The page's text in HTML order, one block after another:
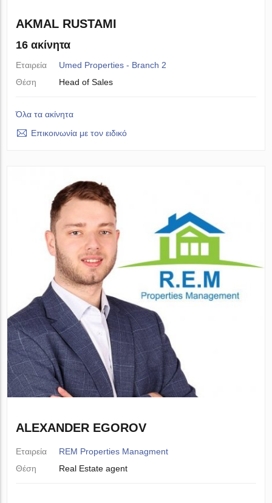
AKMAL RUSTAMI
16 ακίνητα
Εταιρεία
Umed Properties - Branch 2
Θέση
Head of Sales
Όλα τα ακίνητα
Επικοινωνία με τον ειδικό
ALEXANDER EGOROV
Εταιρεία
REM Properties Managment
Θέση
Real Estate agent